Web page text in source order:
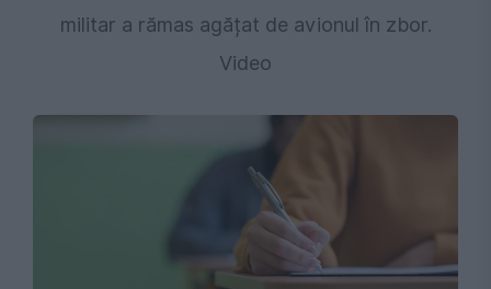
militar a rămas agățat de avionul în zbor.
Video